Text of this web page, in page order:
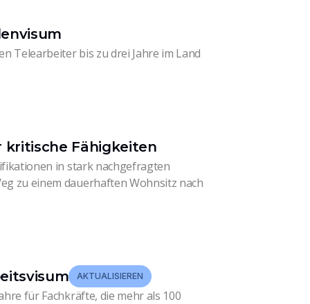
Telearbeiter bis zu drei Jahre im Land
Fähigkeiten
in stark nachgefragten
zu einem dauerhaften Wohnsitz nach
AKTUALISIEREN
für Fachkräfte, die mehr als 100